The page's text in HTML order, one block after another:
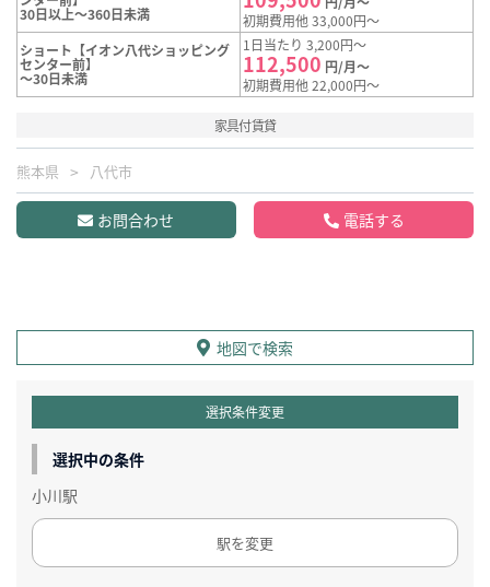
30日以上～360日未満
初期費用他 33,000円～
ショート【イオン八代ショッピング
センター前】
～30日未満
1日当たり 3,200円～
112,500 円/月～
初期費用他 22,000円～
家具付賃貸
熊本県 八代市
お問合わせ 電話する
地図で検索
選択条件変更
選択中の条件
小川駅
駅を変更